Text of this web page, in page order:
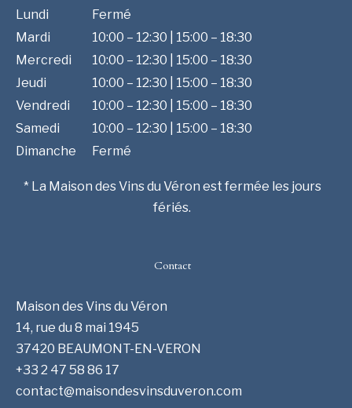
Lundi
Mardi
Mercredi
Jeudi
Vendredi
Samedi
Dimanche
Fermé
10:00 – 12:30 | 15:00 – 18:30
10:00 – 12:30 | 15:00 – 18:30
10:00 – 12:30 | 15:00 – 18:30
10:00 – 12:30 | 15:00 – 18:30
10:00 – 12:30 | 15:00 – 18:30
Fermé
* La Maison des Vins du Véron est fermée les jours
fériés.
Contact
Maison des Vins du Véron
14, rue du 8 mai 1945
37420 BEAUMONT-EN-VERON
+33 2 47 58 86 17
contact@maisondesvinsduveron.com